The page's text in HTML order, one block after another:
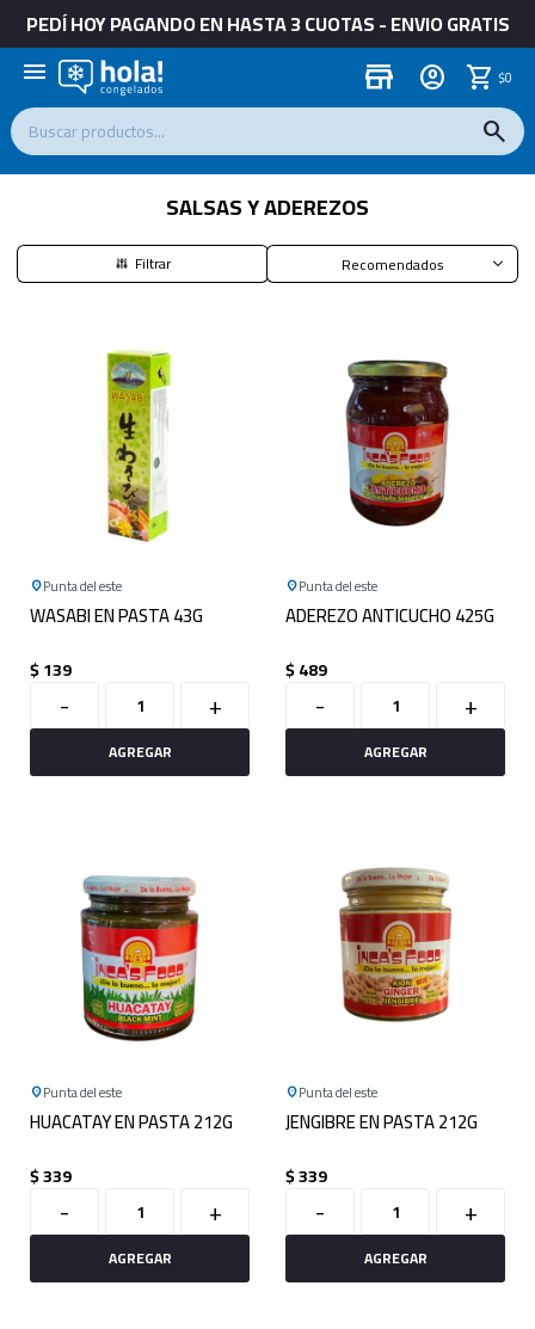
PEDÍ HOY PAGANDO EN HASTA 3 CUOTAS - ENVIO GRATIS
menu store $0
SALSAS Y ADEREZOS
Recomendados
Punta del este
WASABI EN PASTA 43G
$139
- +
Punta del este
ADEREZO ANTICUCHO 425G
$489
- +
Punta del este
HUACATAY EN PASTA 212G
$339
- +
Punta del este
JENGIBRE EN PASTA 212G
$339
- +